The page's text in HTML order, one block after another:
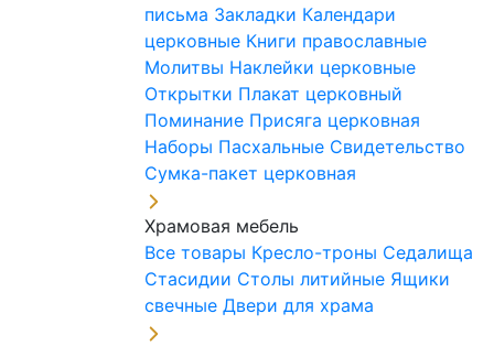
письма Закладки Календари
церковные Книги православные
Молитвы Наклейки церковные
Открытки Плакат церковный
Поминание Присяга церковная
Наборы Пасхальные Свидетельство
Сумка-пакет церковная
Храмовая мебель
Все товары Кресло-троны Седалища
Стасидии Столы литийные Ящики
свечные Двери для храма